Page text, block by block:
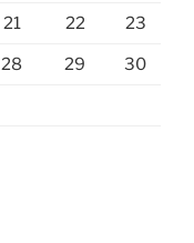
21 22 23
28 29 30